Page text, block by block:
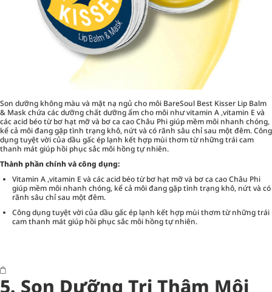
Son dưỡng không màu và mặt nạ ngủ cho môi BareSoul Best Kisser Lip Balm
& Mask chứa các dưỡng chất dưỡng ẩm cho môi như vitamin A ,vitamin E và
các acid béo từ bơ hạt mỡ và bơ ca cao Châu Phi giúp mềm môi nhanh chóng,
kể cả môi đang gặp tình trạng khô, nứt và có rãnh sâu chỉ sau một đêm. Công
dụng tuyệt vời của dầu gấc ép lạnh kết hợp mùi thơm từ những trái cam
thanh mát giúp hồi phục sắc môi hồng tự nhiên.
Thành phần chính và công dụng:
Vitamin A ,vitamin E và các acid béo từ bơ hạt mỡ và bơ ca cao Châu Phi
giúp mềm môi nhanh chóng, kể cả môi đang gặp tình trạng khô, nứt và có
rãnh sâu chỉ sau một đêm.
Công dụng tuyệt vời của dầu gấc ép lạnh kết hợp mùi thơm từ những trái
cam thanh mát giúp hồi phục sắc môi hồng tự nhiên.
5. Son Dưỡng Trị Thâm Môi